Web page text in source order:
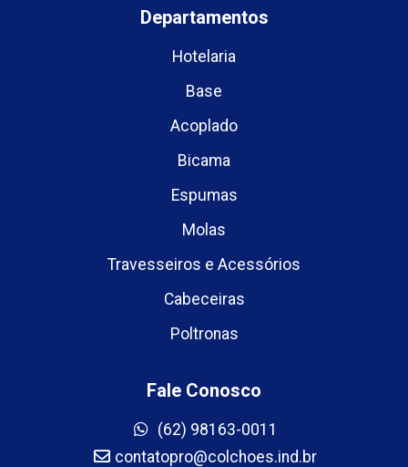
Departamentos
Hotelaria
Base
Acoplado
Bicama
Espumas
Molas
Travesseiros e Acessórios
Cabeceiras
Poltronas
Fale Conosco
(62) 98163-0011
contatopro@colchoes.ind.br